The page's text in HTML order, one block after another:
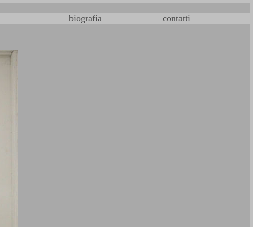
biografia contatti